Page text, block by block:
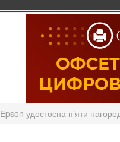
Epson удостоєна п’яти